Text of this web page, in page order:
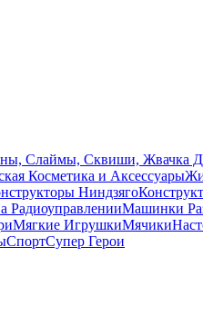
Слаймы, Сквиши, Жвачка
Косметика и Аксессуары
Ниндзяго
Машинки
Мягкие ИгрушкиМячики
СпортСупер Герои